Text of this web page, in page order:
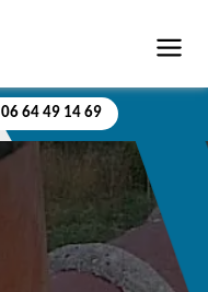
06 64 49 14 69